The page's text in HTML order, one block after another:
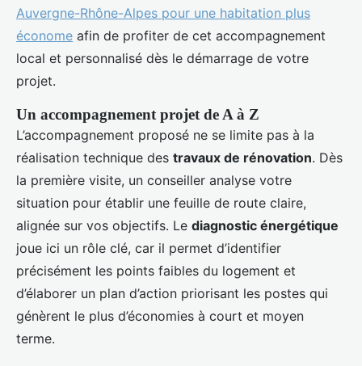
Auvergne-Rhône-Alpes pour une habitation plus
économe afin de profiter de cet accompagnement
local et personnalisé dès le démarrage de votre
projet.
Un accompagnement projet de A à Z
L’accompagnement proposé ne se limite pas à la
réalisation technique des travaux de rénovation. Dès
la première visite, un conseiller analyse votre
situation pour établir une feuille de route claire,
alignée sur vos objectifs. Le diagnostic énergétique
joue ici un rôle clé, car il permet d’identifier
précisément les points faibles du logement et
d’élaborer un plan d’action priorisant les postes qui
génèrent le plus d’économies à court et moyen
terme.